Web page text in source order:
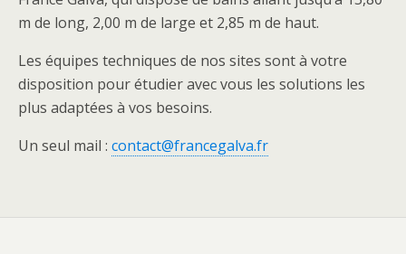
m de long, 2,00 m de large et 2,85 m de haut.
Les équipes techniques de nos sites sont à votre
disposition pour étudier avec vous les solutions les
plus adaptées à vos besoins.
Un seul mail : contact@francegalva.fr